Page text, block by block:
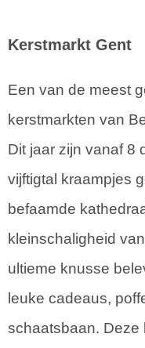
Kerstmarkt Gent
Een van de meest
kerstmarkten van
Dit jaar zijn vanaf 8
vijftigtal kraampjes
befaamde
kleinschaligheid
ultieme knusse
leuke cadeaus,
schaatsbaan. Deze